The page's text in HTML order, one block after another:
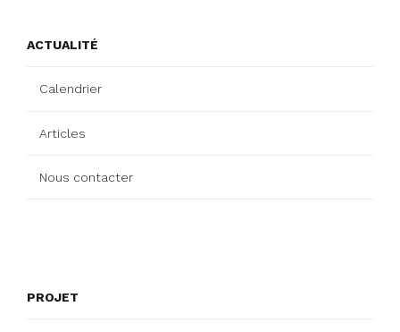
ACTUALITÉ
Calendrier
Articles
Nous contacter
PROJET